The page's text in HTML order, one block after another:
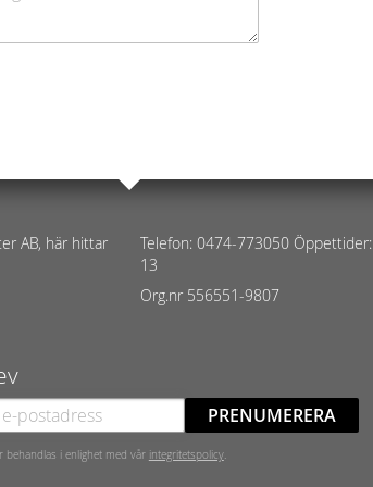
AB, här hittar
Telefon: 0474-773050
13
Org.nr 556551-9807
PRENUMERERA
behandlas i enlighet med vår integritetspolicy.